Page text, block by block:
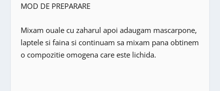
MOD DE PREPARARE
Mixam ouale cu zaharul apoi adaugam mascarpone,
laptele si faina si continuam sa mixam pana obtinem
o compozitie omogena care este lichida.